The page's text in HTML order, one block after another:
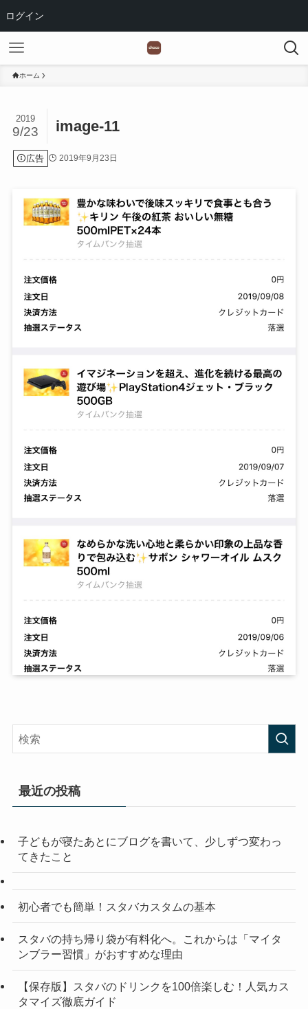
ログイン
ホーム
image-11
2019
9/23
広告 2019年9月23日
最近の投稿
子どもが寝たあとにブログを書いて、少しずつ変わっ
てきたこと
初心者でも簡単！スタバカスタムの基本
スタバの持ち帰り袋が有料化へ。これからは「マイタ
ンブラー習慣」がおすすめな理由
【保存版】スタバのドリンクを100倍楽しむ！人気カス
タマイズ徹底ガイド